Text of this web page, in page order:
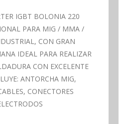
IGBT BOLONIA 220
PARA MIG / MMA /
CON GRAN
IDEAL PARA REALIZAR
CON EXCELENTE
ANTORCHA MIG,
CONECTORES